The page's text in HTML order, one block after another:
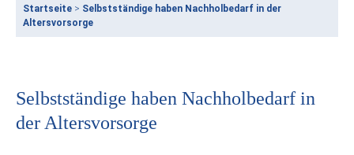
Startseite > Selbstständige haben Nachholbedarf in der
Altersvorsorge
Selbstständige haben Nachholbedarf in
der Altersvorsorge